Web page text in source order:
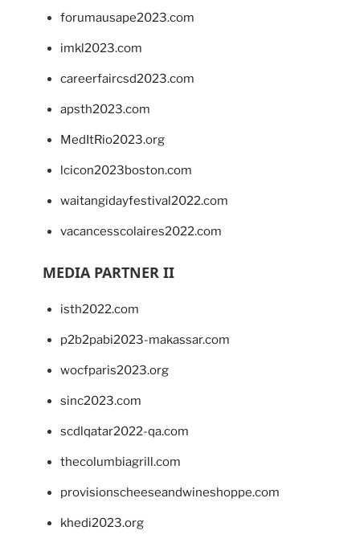
forumausape2023.com
imkl2023.com
careerfaircsd2023.com
apsth2023.com
MedItRio2023.org
lcicon2023boston.com
waitangidayfestival2022.com
vacancesscolaires2022.com
MEDIA PARTNER II
isth2022.com
p2b2pabi2023-makassar.com
wocfparis2023.org
sinc2023.com
scdlqatar2022-qa.com
thecolumbiagrill.com
provisionscheeseandwineshoppe.com
khedi2023.org